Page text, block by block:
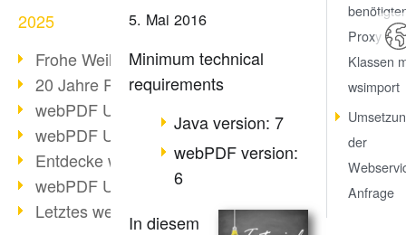
2025
Frohe Weihnachten & Auszeit
20 Jahre PDF/A
webPDF Update 10.0.3
webPDF Update 10.0.2
Entdecke webPDF 10
webPDF Update 9.0.0.3655
Letztes webPDF 8 Update
5. Mai 2016
Minimum technical
requirements
Java version: 7
webPDF version:
6
In diesem
Proxy
Klassen
wsimport
der
Anfrage